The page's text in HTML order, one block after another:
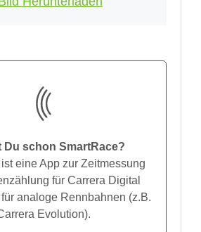
Du schon SmartRace?
eine App zur Zeitmessung
für Carrera Digital
analoge Rennbahnen (z.B.
Evolution).